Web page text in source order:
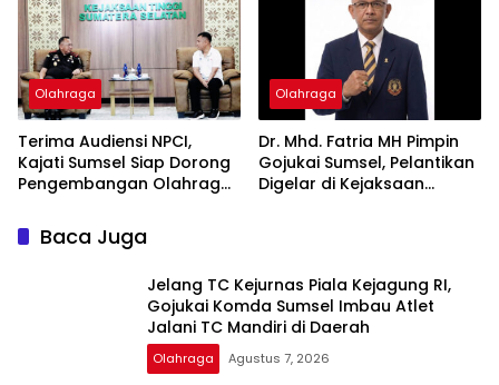
Olahraga
Terima Audiensi NPCI,
Kajati Sumsel Siap Dorong
Pengembangan Olahraga
Olahraga
Dr. Mhd. Fatria MH Pimpin
Gojukai Sumsel, Pelantikan
Digelar di Kejaksaan
Baca Juga
Jelang TC Kejurnas Piala Kejagung RI,
Gojukai Komda Sumsel Imbau Atlet
Jalani TC Mandiri di Daerah
Olahraga Agustus 7, 2026